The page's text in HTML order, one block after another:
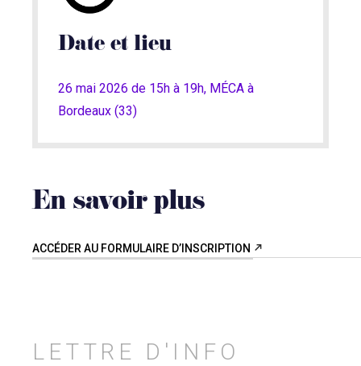
Date et lieu
26 mai 2026 de 15h à 19h, MÉCA à
Bordeaux (33)
En savoir plus
ACCÉDER AU FORMULAIRE D’INSCRIPTION
LETTRE D'INFO